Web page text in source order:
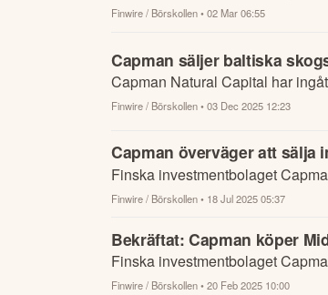
Finwire / Börskollen• 02 Mar 06:55
Capman säljer baltiska
Capman Natural Capital har
Finwire / Börskollen• 03 Dec 2025 12:23
Capman överväger att sälja
Finska investmentbolaget
Finwire / Börskollen• 18 Jul 2025 05:37
Bekräftat: Capman köper
Finska investmentbolaget
Finwire / Börskollen• 20 Feb 2025 10:00